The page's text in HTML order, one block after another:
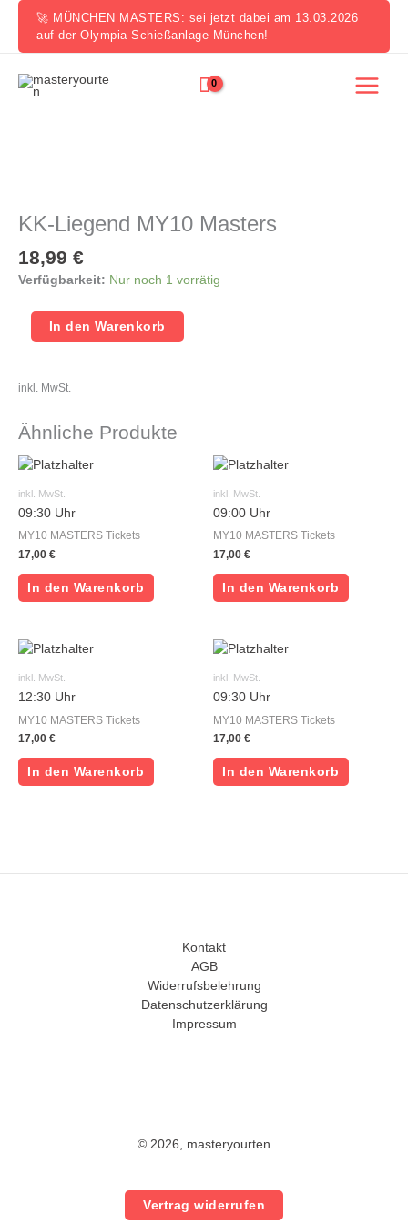
springen
🚀 MÜNCHEN MASTERS: sei jetzt dabei am 13.03.2026
auf der Olympia Schießanlage München!
KK-Liegend MY10 Masters
18,99 €
Verfügbarkeit: Nur noch 1 vorrätig
MY10
Masters
Menge
In den Warenkorb
inkl. MwSt.
Ähnliche Produkte
inkl. MwSt.
09:30 Uhr
MY10 MASTERS Tickets
17,00 €
In den Warenkorb
inkl. MwSt.
09:00 Uhr
MY10 MASTERS Tickets
17,00 €
In den Warenkorb
inkl. MwSt.
12:30 Uhr
MY10 MASTERS Tickets
17,00 €
In den Warenkorb
inkl. MwSt.
09:30 Uhr
MY10 MASTERS Tickets
17,00 €
In den Warenkorb
Kontakt
AGB
Widerrufsbelehrung
Datenschutzerklärung
Impressum
© 2026, masteryourten
Vertrag widerrufen